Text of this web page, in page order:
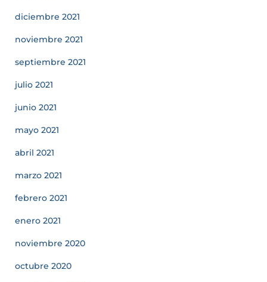
diciembre 2021
noviembre 2021
septiembre 2021
julio 2021
junio 2021
mayo 2021
abril 2021
marzo 2021
febrero 2021
enero 2021
noviembre 2020
octubre 2020